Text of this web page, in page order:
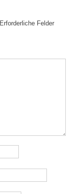
Erforderliche Felder